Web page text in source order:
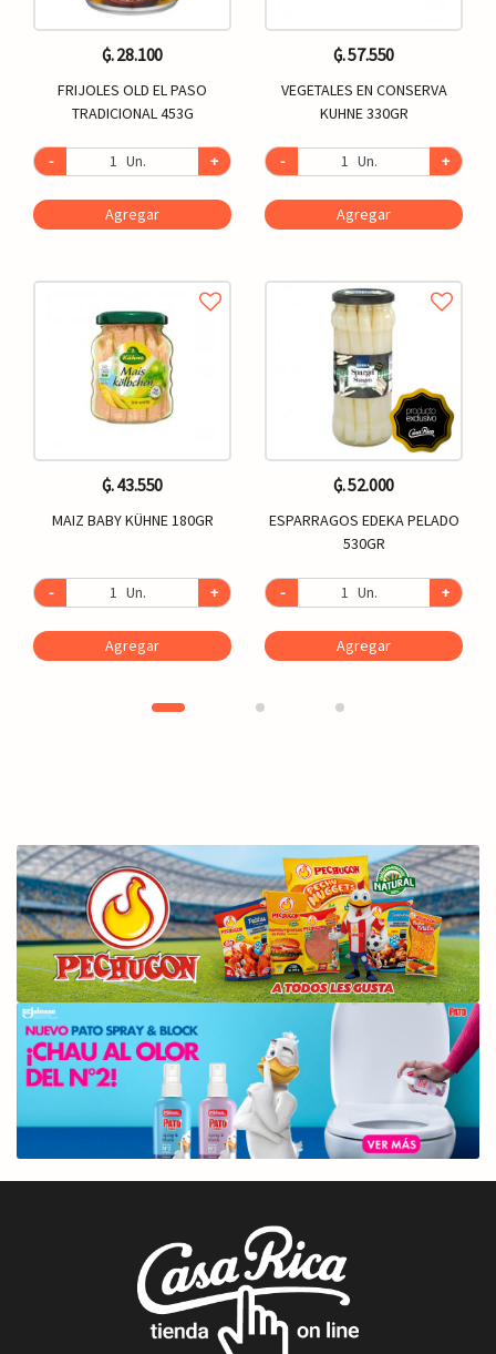
₲. 28.100
FRIJOLES OLD EL PASO
TRADICIONAL 453G
- Un. +
Agregar
₲. 43.550
MAIZ BABY KÜHNE 180GR
- Un. +
Agregar
₲. 57.550
VEGETALES EN CONSERVA
KUHNE 330GR
- Un. +
Agregar
₲. 52.000
ESPARRAGOS EDEKA PELADO
530GR
- Un. +
Agregar